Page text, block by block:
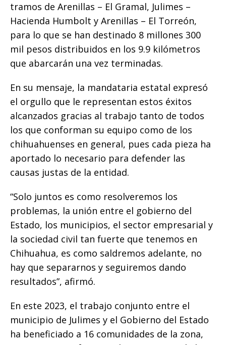
tramos de Arenillas – El Gramal, Julimes –
Hacienda Humbolt y Arenillas – El Torreón,
para lo que se han destinado 8 millones 300
mil pesos distribuidos en los 9.9 kilómetros
que abarcarán una vez terminadas.
En su mensaje, la mandataria estatal expresó
el orgullo que le representan estos éxitos
alcanzados gracias al trabajo tanto de todos
los que conforman su equipo como de los
chihuahuenses en general, pues cada pieza ha
aportado lo necesario para defender las
causas justas de la entidad.
“Solo juntos es como resolveremos los
problemas, la unión entre el gobierno del
Estado, los municipios, el sector empresarial y
la sociedad civil tan fuerte que tenemos en
Chihuahua, es como saldremos adelante, no
hay que separarnos y seguiremos dando
resultados”, afirmó.
En este 2023, el trabajo conjunto entre el
municipio de Julimes y el Gobierno del Estado
ha beneficiado a 16 comunidades de la zona,